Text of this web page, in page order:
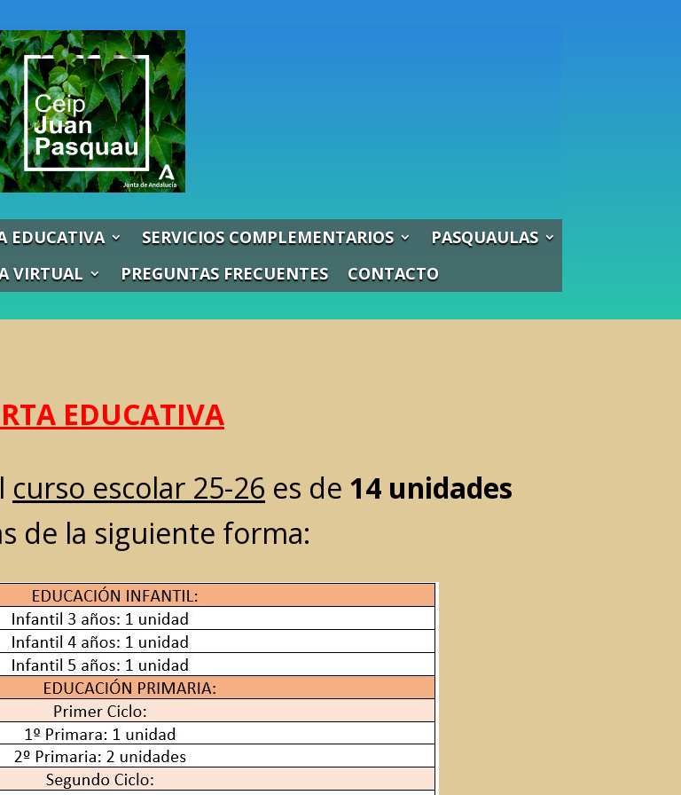
EDUCATIVA SERVICIOS COMPLEMENTARIOS
PASQUAULAS
VIRTUAL PREGUNTAS FRECUENTES CONTACTO
EDUCATIVA
curso escolar 25-26 es de 14 unidades
de la siguiente forma: